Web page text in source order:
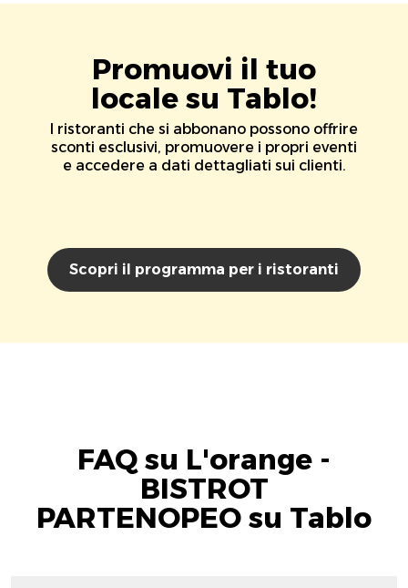
Promuovi il tuo
locale su Tablo!
I ristoranti che si abbonano possono offrire
sconti esclusivi, promuovere i propri eventi
e accedere a dati dettagliati sui clienti.
Scopri il programma per i ristoranti
FAQ su L'orange -
BISTROT
PARTENOPEO su Tablo